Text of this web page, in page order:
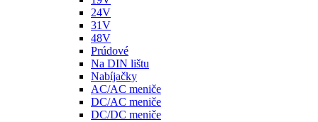
24V
31V
48V
Prúdové
Na DIN lištu
Nabíjačky
AC/AC meniče
DC/AC meniče
DC/DC meniče